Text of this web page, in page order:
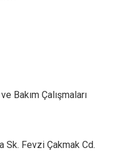
Bakım Çalışmaları
Sk. Fevzi Çakmak Cd.